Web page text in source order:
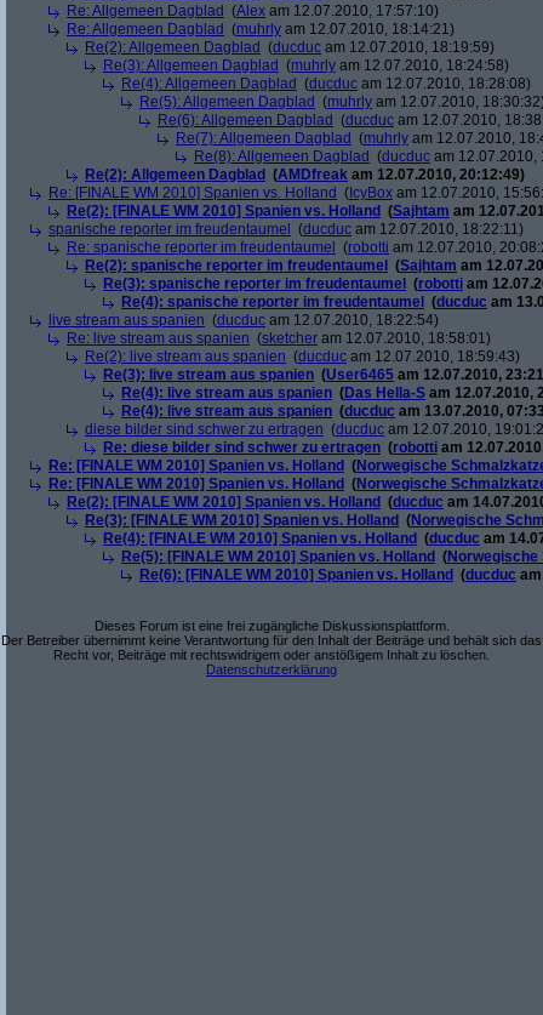
Re: Allgemeen Dagblad (Alex am 12.07.2010, 17:57:10)
Re: Allgemeen Dagblad (muhrly am 12.07.2010, 18:14:21)
Re(2): Allgemeen Dagblad (ducduc am 12.07.2010, 18:19:59)
Re(3): Allgemeen Dagblad (muhrly am 12.07.2010, 18:24:58)
Re(4): Allgemeen Dagblad (ducduc am 12.07.2010, 18:28:08)
Re(5): Allgemeen Dagblad (muhrly am 12.07.2010,
Re(6): Allgemeen Dagblad (ducduc am 12.07.2010,
Re(7): Allgemeen Dagblad (muhrly am 12.07.2010,
Re(8): Allgemeen Dagblad (ducduc am 12.07.2010,
Re(2): Allgemeen Dagblad (AMDfreak am 12.07.2010, 20:12:49)
Re: [FINALE WM 2010] Spanien vs. Holland ( IcyBox am 12.07.2010,
Re(2): [FINALE WM 2010] Spanien vs. Holland (Sajhtam am
spanische reporter im freudentaumel
(ducduc am 12.07.2010, 18:22:11)
Re: spanische reporter im freudentaumel
(robotti am 12.07.2010,
Re(2): spanische reporter im freudentaumel
(Sajhtam am
Re(3): spanische reporter im freudentaumel
(robotti am
Re(4): spanische reporter im freudentaumel
(ducduc am
live stream aus spanien (ducduc am 12.07.2010, 18:22:54)
Re: live stream aus spanien (sketcher am 12.07.2010, 18:58:01)
Re(2): live stream aus spanien (ducduc am 12.07.2010, 18:59:43)
Re(3): live stream aus spanien (User6465 am 12.07.2010,
Re(4): live stream aus spanien (Das Hella-S am 12.07.2010,
Re(4): live stream aus spanien (ducduc am 13.07.2010,
diese bilder sind schwer zu ertragen (ducduc am 12.07.2010,
Re: diese bilder sind schwer zu ertragen (robotti am
Re: [FINALE WM 2010] Spanien vs. Holland (Norwegische
Re: [FINALE WM 2010] Spanien vs. Holland (Norwegische
Re(2): [FINALE WM 2010] Spanien vs. Holland (ducduc am
Re(3): [FINALE WM 2010] Spanien vs. Holland (Norwegische
Re(4): [FINALE WM 2010] Spanien vs. Holland (ducduc am
Re(5): [FINALE WM 2010] Spanien vs. Holland (
Re(6): [FINALE WM 2010] Spanien vs. Holland (ducduc
Dieses Forum ist eine frei zugängliche Diskussionsplattform.
Der Betreiber übernimmt keine Verantwortung für den Inhalt der Beiträge und behält sich das
Recht vor, Beiträge mit rechtswidrigem oder anstößigem Inhalt zu löschen.
Datenschutzerklärung